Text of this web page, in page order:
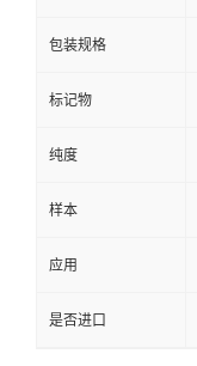
包装规格
标记物
纯度
样本
应用
是否进口